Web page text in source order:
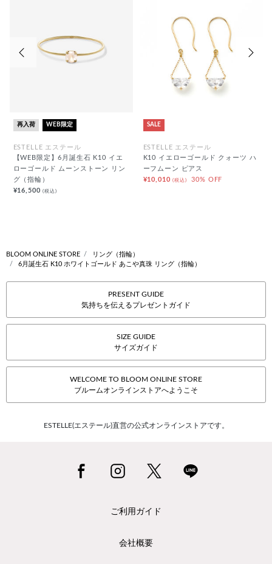
再入荷 WEB限定
ESTELLE エステール
【WEB限定】6月誕生石 K10 イエ
ローゴールド ムーンストーン リン
グ（指輪）
¥16,500(税込)
SALE
ESTELLE エステール
K10 イエローゴールド クォーツ ハ
ーフムーン ピアス
¥10,010(税込) 30% OFF
前の画像
BLOOM ONLINE STORE
リング（指輪）
6月誕生石 K10 ホワイトゴールド あこや真珠 リング（指輪）
PRESENT GUIDE
気持ちを伝えるプレゼントガイド
SIZE GUIDE
サイズガイド
WELCOME TO BLOOM ONLINE STORE
ブルームオンラインストアへようこそ
ESTELLE(エステール)直営の公式オンラインストアです。
ご利用ガイド
会社概要